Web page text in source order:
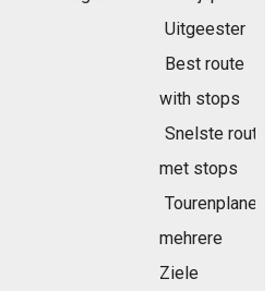
Uitgeester
Best route
with stops
Snelste route
met stops
Tourenplaner
mehrere
Ziele